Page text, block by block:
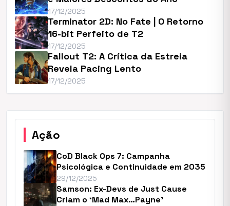
17/12/2025
Terminator 2D: No Fate | O Retorno
16-bit Perfeito de T2
17/12/2025
Fallout T2: A Crítica da Estreia
Revela Pacing Lento
17/12/2025
Ação
CoD Black Ops 7: Campanha
Psicológica e Continuidade em 2035
29/12/2025
Samson: Ex-Devs de Just Cause
Criam o ‘Mad Max…Payne’